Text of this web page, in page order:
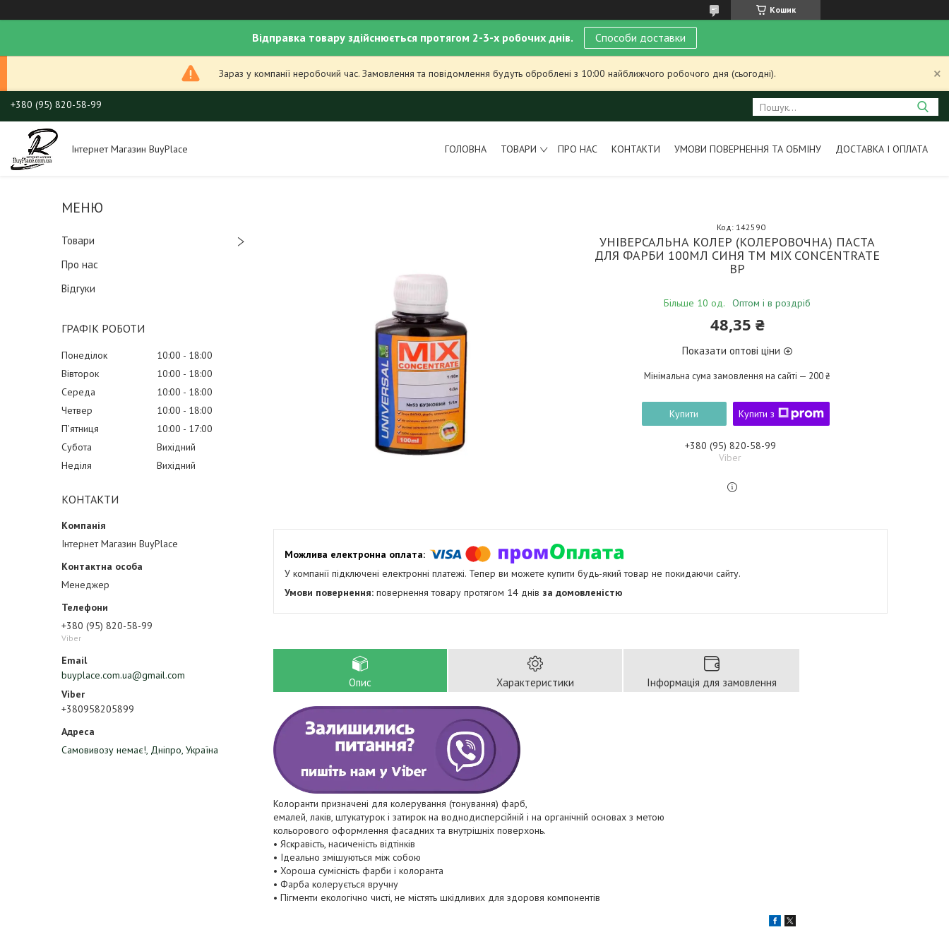
Кошик
Відправка товару здійснюється протягом 2-3-х робочих днів. Способи доставки
Зараз у компанії неробочий час. Замовлення та повідомлення будуть оброблені з 10:00 найближчого робочого дня (сьогодні).
+380 (95) 820-58-99
Інтернет Магазин BuyPlace ГОЛОВНА ТОВАРИ ПРО НАС КОНТАКТИ УМОВИ ПОВЕРНЕННЯ ТА ОБМІНУ ДОСТАВКА І ОПЛАТА
Товари
Про нас
Відгуки
ГРАФІК РОБОТИ
Понеділок 10:00
18:00
Вівторок
10:00
18:00
Середа
10:00
18:00
Четвер
10:00
18:00
Пʼятниця
10:00
17:00
Субота
Вихідний
Неділя
Вихідний
КОНТАКТИ
Інтернет Магазин BuyPlace
Менеджер
+380 (95) 820-58-99
Viber
buyplace.com.ua@gmail.com
+380958205899
Самовивозу немає!, Дніпро, Україна
УНІВЕРСАЛЬНА КОЛЕР (КОЛЕРОВОЧНА) ПАСТА
ДЛЯ ФАРБИ 100МЛ СИНЯ ТМ MIX CONCENTRATE
BP
Більше 10 од. Оптом і в роздріб
Код: 142590
48,35 ₴
Показати оптові ціни
Мінімальна сума замовлення на сайті — 200 ₴
Купити Купити з
+380 (95) 820-58-99
Viber
У компанії підключені електронні платежі. Тепер ви можете купити будь-який товар не покидаючи сайту.
повернення товару протягом 14 днів за домовленістю
Опис Характеристики Інформація для замовлення
Колоранти призначені для колерування (тонування) фарб,
емалей, лаків, штукатурок і затирок на воднодисперсійній і на органічній основах з метою
кольорового оформлення фасадних та внутрішніх поверхонь.
• Яскравість, насиченість відтінків
• Ідеально змішуються між собою
• Хороша сумісність фарби і колоранта
• Фарба колерується вручну
• Пігменти екологічно чисті, не містять шкідливих для здоровя компонентів